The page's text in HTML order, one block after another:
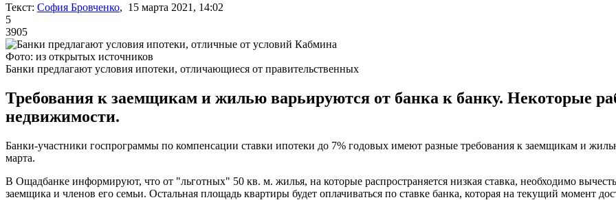
Текст: София Бровченко, 15 марта 2021, 14:02
5
3905
Фото: из открытых источников
Банки предлагают условия ипотеки, отличающиеся от правительственных
Требования к заемщикам и жилью варьируются от банка к банку. Некоторые
недвижимости.
Банки-участники госпрограммы по компенсации ставки ипотеки до 7% годовых имеют разные требования к заемщикам и
марта.
В Ощадбанке информируют, что от "льготных" 50 кв. м. жилья, на которые распространяется низкая ставка, необходимо
заемщика и членов его семьи. Остальная площадь квартиры будет оплачиваться по ставке банка, которая на текущий момент